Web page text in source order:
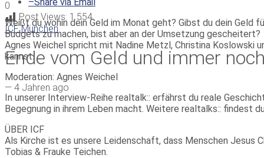
0
Post Views: 1.554
ICF München
Ende vom Geld und immer
— 4 Jahren ago
Weißt du wohin dein Geld im Monat geht? Gibst du dein
Budgets zu machen, bist aber an der Umsetzung gescheitert?
Agnes Weichel spricht mit Nadine Metzl, Christina Koslowski
kannst.
Moderation: Agnes Weichel
In unserer Interview-Reihe realtalk:: erfährst du reale
Begegnung in ihrem Leben macht. Weitere realtalks:: findest
ÜBER ICF
Als Kirche ist es unsere Leidenschaft, dass Menschen Jesus
Tobias & Frauke Teichen.